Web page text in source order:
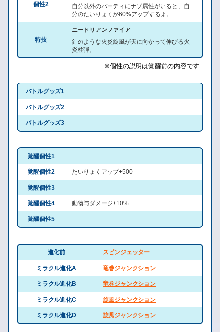
個性2
自分以外のパーティにナゾ属性がいると、自
分のたいりょくが60%アップするよ。
特技
ニードリアンファイア
針のような火炎旋風が天に向かって伸びる火
炎柱弾。
※個性の説明は覚醒前の内容です
バトルグッズ1
バトルグッズ2
バトルグッズ3
覚醒個性1
覚醒個性2 たいりょくアップ+500
覚醒個性3
覚醒個性4 動物与ダメージ+10%
覚醒個性5
進化前 スピンジェッター
ミラクル進化A 竜巻ジャンクション
ミラクル進化B 竜巻ジャンクション
ミラクル進化C 旋風ジャンクション
ミラクル進化D 旋風ジャンクション